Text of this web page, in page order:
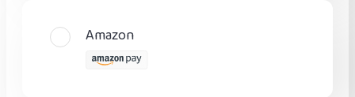
Amazon